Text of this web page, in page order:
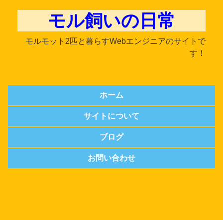
モル飼いの日常
モルモット2匹と暮らすWebエンジニアのサイトで
す！
ホーム
サイトについて
ブログ
お問い合わせ